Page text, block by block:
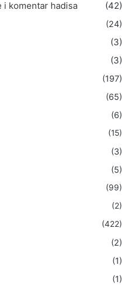
i komentar hadisa
(42)
(24)
(3)
(3)
(197)
(65)
(6)
(15)
(3)
(5)
(99)
(2)
(422)
(2)
(1)
(1)